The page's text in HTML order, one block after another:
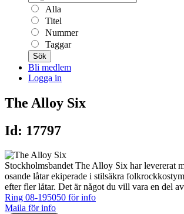
Alla
Titel
Nummer
Taggar
Sök
Bli medlem
Logga in
The Alloy Six
Id: 17797
Stockholmsbandet The Alloy Six har levererat
osande låtar ekiperade i stilsäkra
efter fler låtar. Det är något du vill vara en del
Ring 08-195050 för info
Maila för info